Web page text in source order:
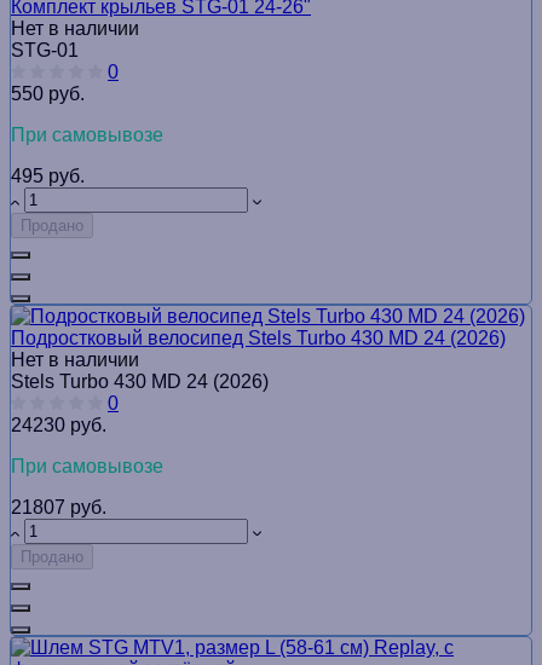
Комплект крыльев STG-01 24-26"
Нет в наличии
STG-01
0
550 руб.
При самовывозе
495 руб.
Продано
Подростковый велосипед Stels Turbo 430 MD 24 (2026)
Нет в наличии
Stels Turbo 430 MD 24 (2026)
0
24230 руб.
При самовывозе
21807 руб.
Продано